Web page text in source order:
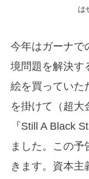
は
今年はガーナで
境問題を解決す
絵を買っていた
を掛けて（超
『Still A Black
ました。この
きます。資本主